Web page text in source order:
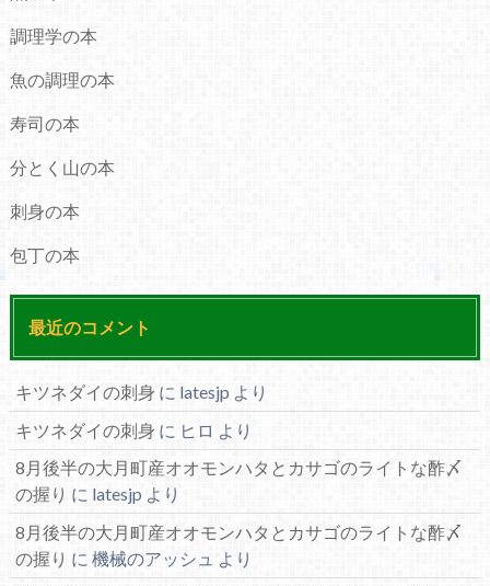
調理学の本
魚の調理の本
寿司の本
分とく山の本
刺身の本
包丁の本
最近のコメント
キツネダイの刺身 に latesjpより
キツネダイの刺身 に ヒロ より
8月後半の大月町産オオモンハタとカサゴのライトな酢〆
の握り に latesjp より
8月後半の大月町産オオモンハタとカサゴのライトな酢〆
の握り に 機械のアッシュ より